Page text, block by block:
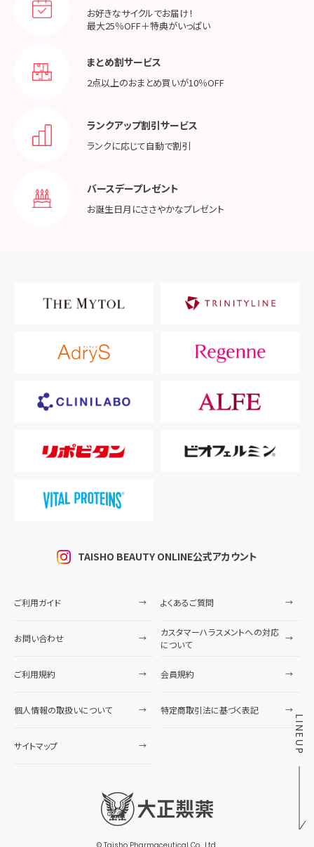
LINEUP
お好きなサイクルでお届け！
最大25％OFF＋特典がいっぱい
まとめ割サービス
2点以上のおまとめ買いが10％OFF
ランクアップ割引サービス
ランクに応じて自動で割引
バースデープレゼント
お誕生日月にささやかなプレゼント
TAISHO BEAUTY ONLINE公式アカウント
ご利用ガイド よくあるご質問
お問い合わせ
カスタマーハラスメントへの対応
について
ご利用規約 会員規約
個人情報の取扱いについて 特定商取引法に基づく表記
サイトマップ